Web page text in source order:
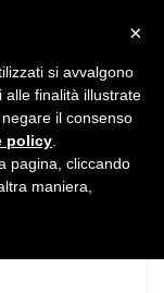
×
si avvalgono
alle finalità illustrate
il consenso
policy
pagina, cliccando
maniera,